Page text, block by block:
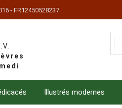
- FR12450528237
Illustrés modernes